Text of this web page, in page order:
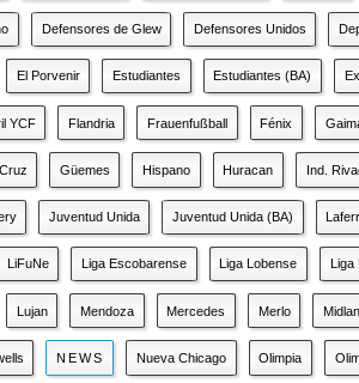
Defensores de Glew Defensores Unidos
El Porvenir Estudiantes Estudiantes (BA)
YCF Flandria Frauenfußball Fénix
Güemes Hispano Huracan Ind.
Juventud Unida Juventud Unida (BA)
LiFuNe Liga Escobarense Liga Lobense Liga
Lujan Mendoza Mercedes Merlo
NEWS Nueva Chicago Olimpia